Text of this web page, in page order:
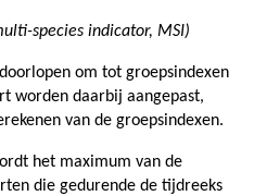
species indicator, MSI)
om tot groepsindexen
worden daarbij aangepast,
van de groepsindexen.
het maximum van de
die gedurende de tijdreeks